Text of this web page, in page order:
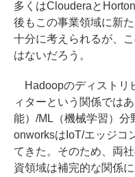
多くはClouderaと
後もこの事業領域に新
十分に考えられるが、
はないだろう。
Hadoopのディストリ
ィターという関係では
能）/ML（機械学習）分
onworksはIoT/エッジコ
てきた。そのため、両
資領域は補完的な関係